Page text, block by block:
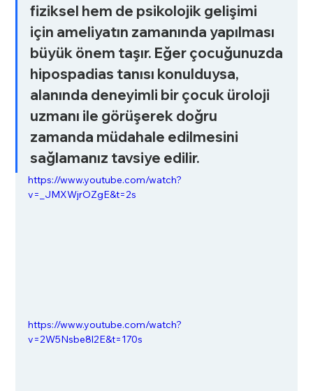
fiziksel hem de psikolojik gelişimi
için ameliyatın zamanında yapılması
büyük önem taşır. Eğer çocuğunuzda
hipospadias tanısı konulduysa,
alanında deneyimli bir çocuk üroloji
uzmanı ile görüşerek doğru
zamanda müdahale edilmesini
sağlamanız tavsiye edilir.
https://www.youtube.com/watch?
v=_JMXWjrOZgE&t=2s
https://www.youtube.com/watch?
v=2W5Nsbe8l2E&t=170s